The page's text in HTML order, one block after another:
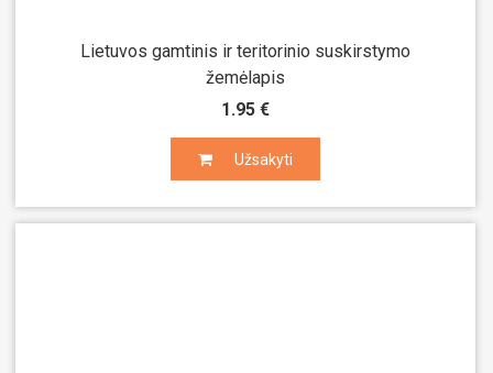
Lietuvos gamtinis ir teritorinio suskirstymo
žemėlapis
1.95 €
Užsakyti
Užsakyti